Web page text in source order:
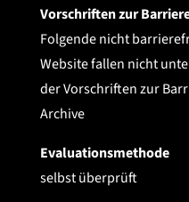
Vorschriften zur
Folgende nicht
Website fallen nicht
der Vorschriften zur
Archive
Evaluationsmethode
selbst überprüft